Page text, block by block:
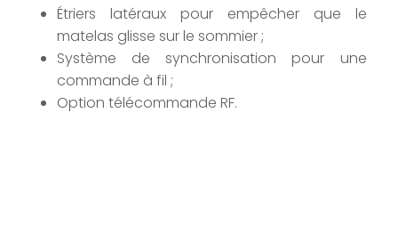
Étriers latéraux pour empêcher que le
matelas glisse sur le sommier ;
Système de synchronisation pour une
commande à fil ;
Option télécommande RF.